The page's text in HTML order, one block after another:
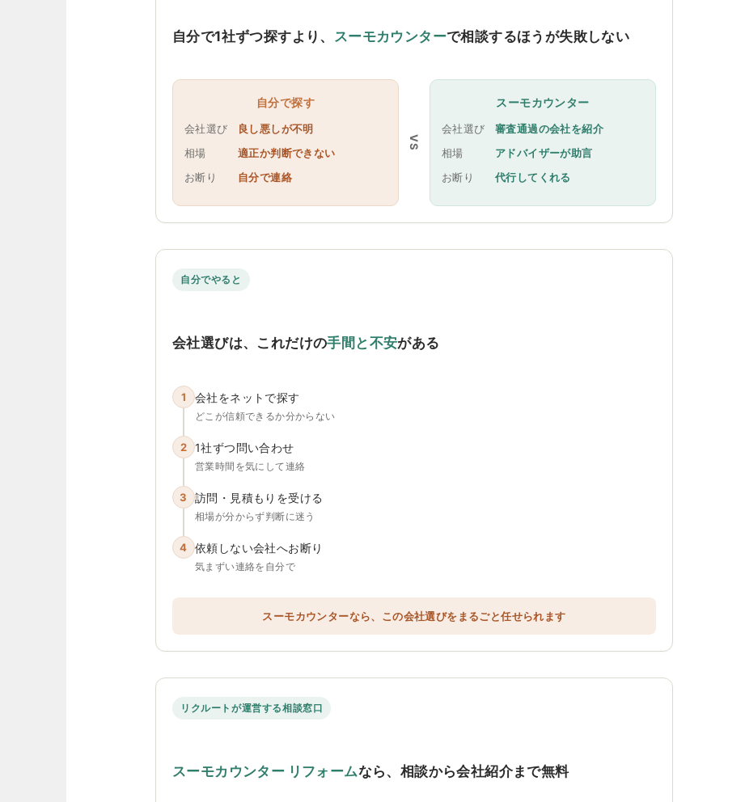
自分で1社ずつ探すより、 スーモカウンターで相談するほうが失敗しない
自分で探す
会社選び
良し悪しが不明
相場
適正か判断できない
お断り
自分で連絡
VS
スーモカウンター
会社選び
審査通過の会社を紹介
相場
アドバイザーが助言
お断り
代行してくれる
自分でやると
会社選びは、これだけの手間と不安がある
1 会社をネットで探す
どこが信頼できるか分からない
2 1社ずつ問い合わせ
営業時間を気にして連絡
3 訪問・見積もりを受ける
相場が分からず判断に迷う
4 依頼しない会社へお断り
気まずい連絡を自分で
スーモカウンターなら、この会社選びをまるごと任せられます
リクルートが運営する相談窓口
スーモカウンター リフォームなら、相談から会社紹介まで無料